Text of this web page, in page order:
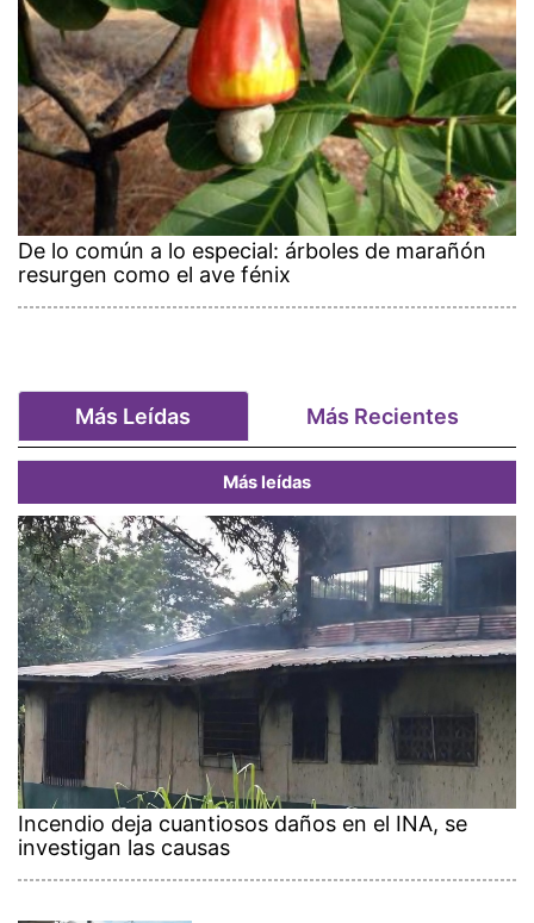
De lo común a lo especial: árboles de marañón
resurgen como el ave fénix
Más Leídas Más Recientes
Más leídas
Incendio deja cuantiosos daños en el INA, se
investigan las causas